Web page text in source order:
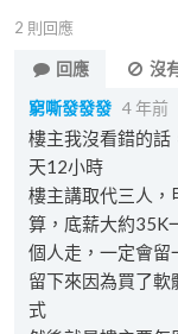
2 則回應
回應
沒
窮嘶發發發 4 年前
樓主我沒看錯的
天12小時
樓主講取代三人，
算，底薪大約35K
個人走，一定會留
留下來因為買了
式